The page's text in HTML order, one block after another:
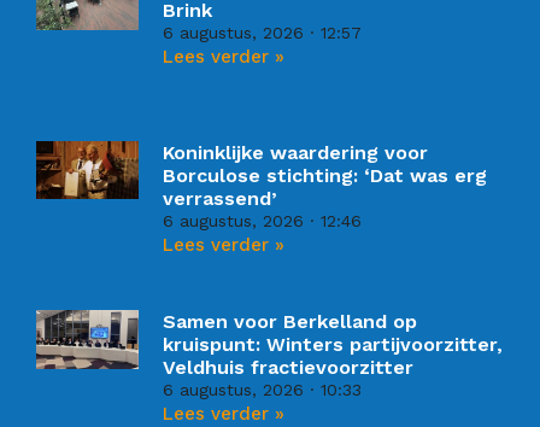
Brink
6 augustus, 2026 12:57
Lees verder »
Koninklijke waardering voor
Borculose stichting: ‘Dat was erg
verrassend’
6 augustus, 2026 12:46
Lees verder »
Samen voor Berkelland op
kruispunt: Winters partijvoorzitter,
Veldhuis fractievoorzitter
6 augustus, 2026 10:33
Lees verder »